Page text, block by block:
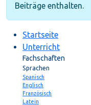
Beiträge enthalten.
Startseite
Unterricht
Fachschaften
Sprachen
Spanisch
Englisch
Französisch
Latein